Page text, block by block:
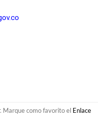
. Marque como favorito el Enlace